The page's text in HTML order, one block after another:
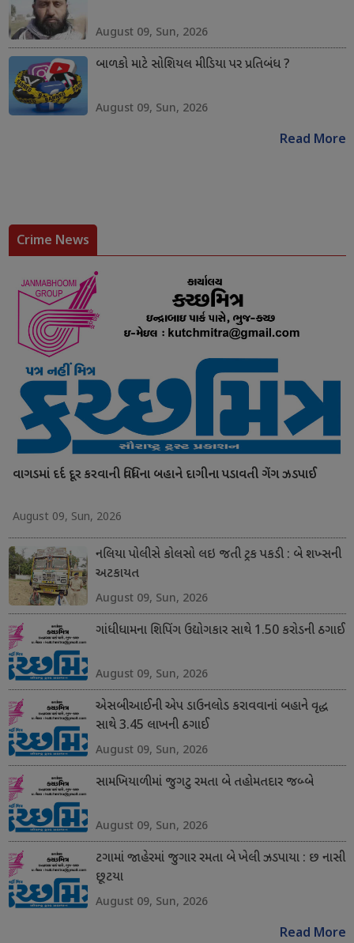
August 09, Sun, 2026
બાળકો માટે સોશિયલ મીડિયા પર પ્રતિબંધ ?
August 09, Sun, 2026
Read More
Crime News
વાગડમાં દર્દ દૂર કરવાની વિધિના બહાને દાગીના પડાવતી ગેંગ ઝડપાઈ
August 09, Sun, 2026
નલિયા પોલીસે કોલસો લઇ જતી ટ્રક પકડી : બે શખ્સની
અટકાયત
August 09, Sun, 2026
ગાંધીધામના શિપિંગ ઉદ્યોગકાર સાથે 1.50 કરોડની ઠગાઈ
August 09, Sun, 2026
એસબીઆઈની એપ ડાઉનલોડ કરાવવાનાં બહાને વૃદ્ધ
સાથે 3.45 લાખની ઠગાઈ
August 09, Sun, 2026
સામખિયાળીમાં જુગટુ રમતા બે તહોમતદાર જબ્બે
August 09, Sun, 2026
ટગામાં જાહેરમાં જુગાર રમતા બે ખેલી ઝડપાયા : છ નાસી
છૂટયા
August 09, Sun, 2026
Read More